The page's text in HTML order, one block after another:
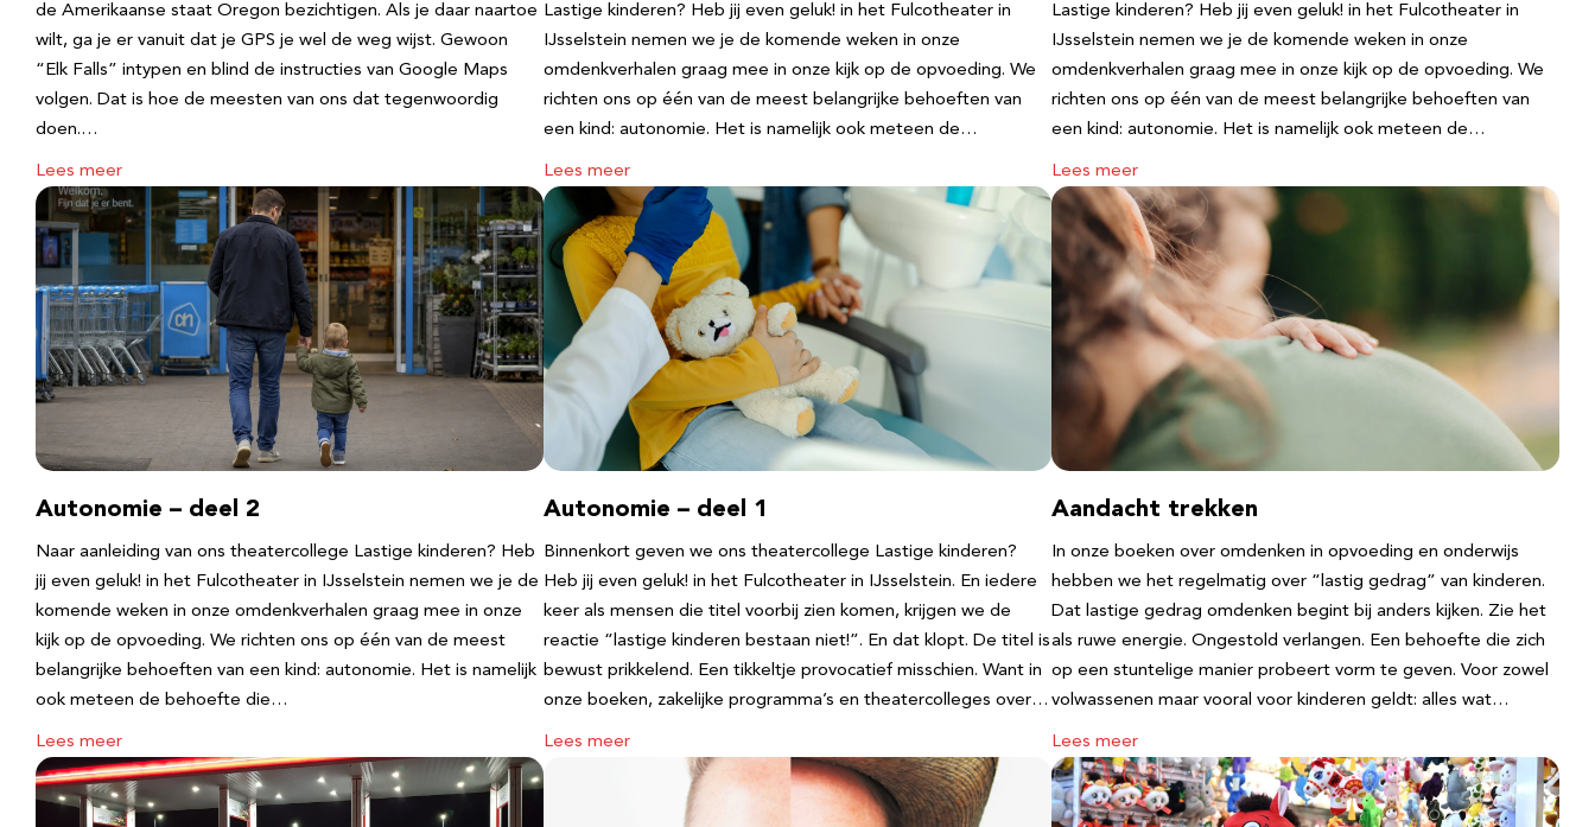
de Amerikaanse staat Oregon bezichtigen. Als je daar naartoe
wilt, ga je er vanuit dat je GPS je wel de weg wijst. Gewoon
“Elk Falls” intypen en blind de instructies van Google Maps
volgen. Dat is hoe de meesten van ons dat tegenwoordig
doen.…
Lees meer
Lastige kinderen? Heb jij even geluk! in het Fulcotheater in
IJsselstein nemen we je de komende weken in onze
omdenkverhalen graag mee in onze kijk op de opvoeding. We
richten ons op één van de meest belangrijke behoeften van
een kind: autonomie. Het is namelijk ook meteen de…
Lees meer
Lastige kinderen? Heb jij even geluk! in het Fulcotheater in
IJsselstein nemen we je de komende weken in onze
omdenkverhalen graag mee in onze kijk op de opvoeding. We
richten ons op één van de meest belangrijke behoeften van
een kind: autonomie. Het is namelijk ook meteen de…
Lees meer
Autonomie – deel 2
Naar aanleiding van ons theatercollege Lastige kinderen? Heb
jij even geluk! in het Fulcotheater in IJsselstein nemen we je de
komende weken in onze omdenkverhalen graag mee in onze
kijk op de opvoeding. We richten ons op één van de meest
belangrijke behoeften van een kind: autonomie. Het is namelijk
ook meteen de behoefte die…
Lees meer
Autonomie – deel 1
Binnenkort geven we ons theatercollege Lastige kinderen?
Heb jij even geluk! in het Fulcotheater in IJsselstein. En iedere
keer als mensen die titel voorbij zien komen, krijgen we de
reactie “lastige kinderen bestaan niet!”. En dat klopt. De titel is
bewust prikkelend. Een tikkeltje provocatief misschien. Want in
onze boeken, zakelijke programma’s en theatercolleges over…
Lees meer
Aandacht trekken
In onze boeken over omdenken in opvoeding en onderwijs
hebben we het regelmatig over “lastig gedrag” van kinderen.
Dat lastige gedrag omdenken begint bij anders kijken. Zie het
als ruwe energie. Ongestold verlangen. Een behoefte die zich
op een stuntelige manier probeert vorm te geven. Voor zowel
volwassenen maar vooral voor kinderen geldt: alles wat…
Lees meer